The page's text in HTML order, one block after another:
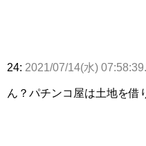
24: 2021/07/14(水)
ん？パチンコ屋は土地を借